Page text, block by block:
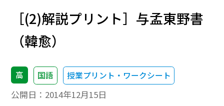
［(2)解説プリント］与孟東野書
（韓愈）
高 国語 授業プリント・ワークシート
公開日： 2014年12月15日